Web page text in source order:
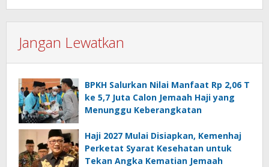
Jangan Lewatkan
BPKH Salurkan Nilai Manfaat Rp 2,06 T
ke 5,7 Juta Calon Jemaah Haji yang
Menunggu Keberangkatan
Haji 2027 Mulai Disiapkan, Kemenhaj
Perketat Syarat Kesehatan untuk
Tekan Angka Kematian Jemaah